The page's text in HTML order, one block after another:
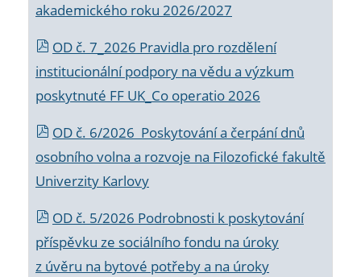
akademického roku 2026/2027
OD č. 7_2026 Pravidla pro rozdělení
institucionální podpory na vědu a výzkum
poskytnuté FF UK_Co operatio 2026
OD č. 6/2026 Poskytování a čerpání dnů
osobního volna a rozvoje na Filozofické fakultě
Univerzity Karlovy
OD č. 5/2026 Podrobnosti k poskytování
příspěvku ze sociálního fondu na úroky
z úvěru na bytové potřeby a na úroky